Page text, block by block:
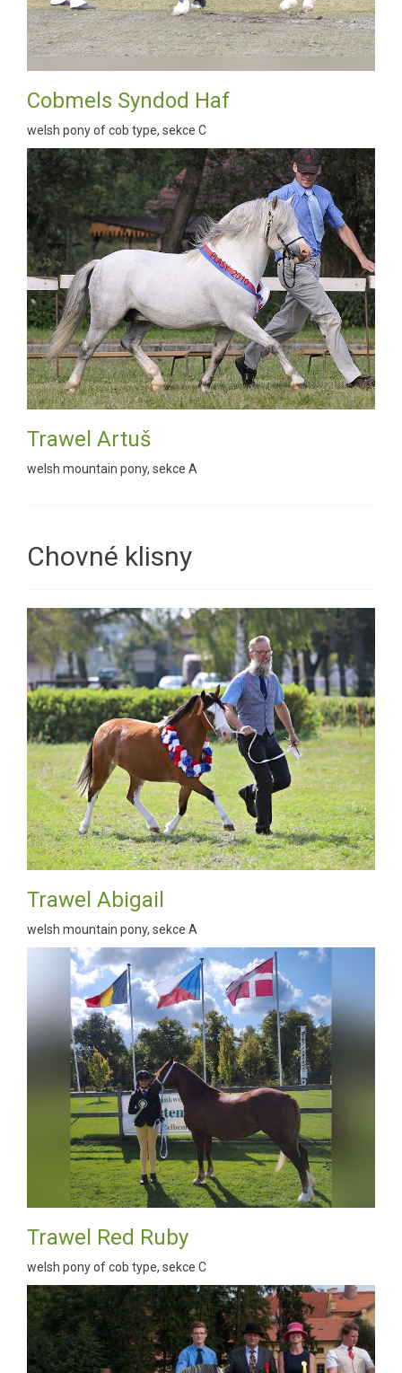
Cobmels Syndod Haf
welsh pony of cob type, sekce C
Trawel Artuš
welsh mountain pony, sekce A
Chovné klisny
Trawel Abigail
welsh mountain pony, sekce A
Trawel Red Ruby
welsh pony of cob type, sekce C